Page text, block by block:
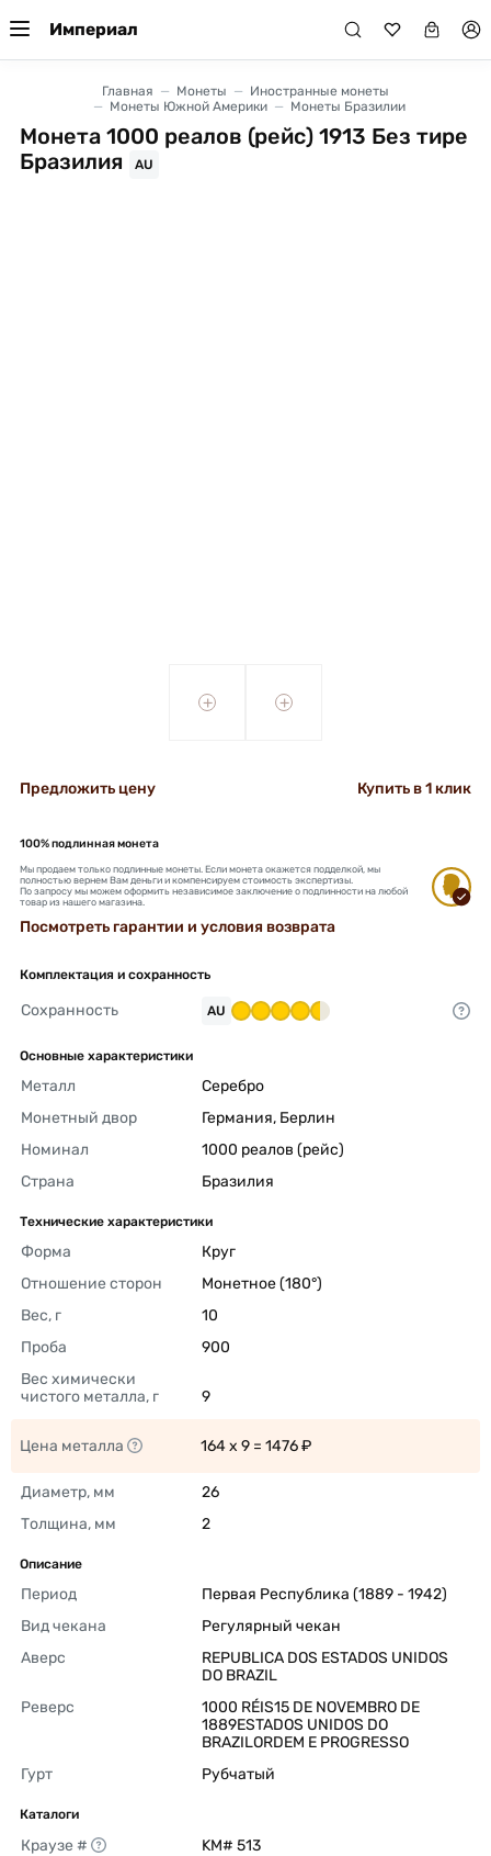
Империал
Главная Монеты
Иностранные монеты
Монеты Южной Америки
Монеты Бразилии
Монета 1000 реалов (рейс) 1913 Без тире
Бразилия
AU
+ +
Предложить цену Купить в 1 клик
100% подлинная монета
Мы продаем только подлинные монеты. Если монета окажется подделкой, мы
полностью вернем Вам деньги и компенсируем стоимость экспертизы.
По запросу мы можем оформить независимое заключение о подлинности на любой
товар из нашего магазина.
Посмотреть гарантии и условия возврата
Комплектация и сохранность
Сохранность AU
Основные характеристики
Металл
Серебро
Монетный двор
Германия, Берлин
Номинал
1000 реалов (рейс)
Страна
Бразилия
Технические характеристики
Форма
Круг
Отношение сторон
Монетное (180°)
Вес, г
10
Проба
900
Вес химически
чистого металла, г
9
Цена металла 164 x 9 = 1476 ₽
Диаметр, мм
26
Толщина, мм
2
Описание
Период
Первая Республика (1889 - 1942)
Вид чекана
Регулярный чекан
Аверс
REPUBLICA DOS ESTADOS UNIDOS
DO BRAZIL
Реверс
1000 RÉIS15 DE NOVEMBRO DE
1889ESTADOS UNIDOS DO
BRAZILORDEM E PROGRESSO
Гурт
Рубчатый
Каталоги
Краузе # KM# 513